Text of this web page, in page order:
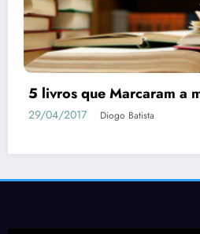
Tudo o que Você Precisa
Berserk